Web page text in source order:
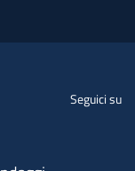
Seguici su